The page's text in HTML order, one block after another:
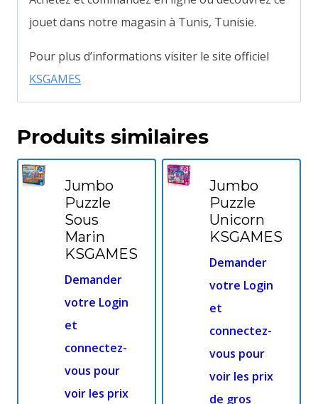
jouet dans notre magasin à Tunis, Tunisie.
Pour plus d’informations visiter le site officiel
KSGAMES
Produits similaires
Jumbo
Puzzle
Sous
Marin
KSGAMES
Demander
votre Login
et
connectez-
vous pour
voir les prix
Jumbo
Puzzle
Unicorn
KSGAMES
Demander
votre Login
et
connectez-
vous pour
voir les prix
de gros